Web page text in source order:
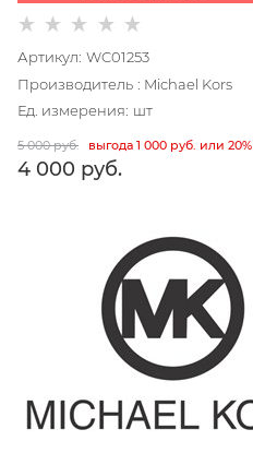
Артикул: WC01253
Производитель : Michael Kors
Ед. измерения: шт
5 000 руб.
4 000 руб.
выгода1 000 руб. или20%